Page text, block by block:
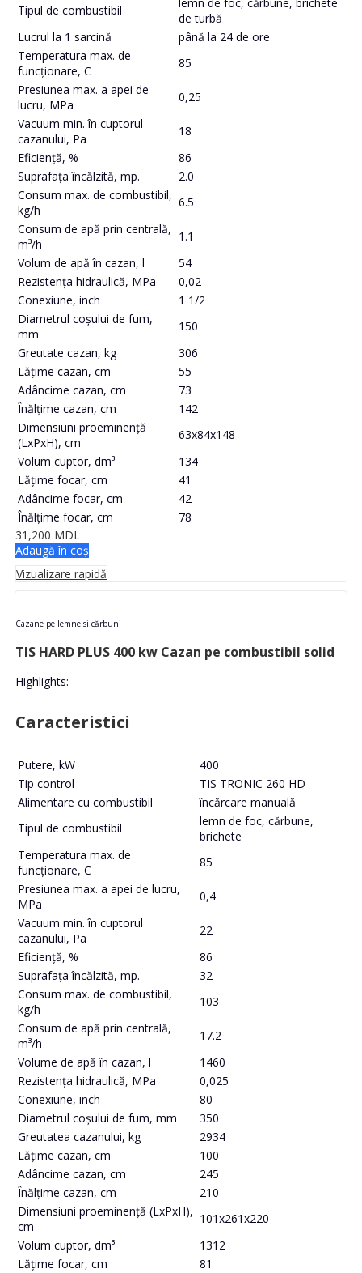
Tipul de combustibil
lemn de foc, cărbune, brichete
de turbă
Lucrul la 1 sarcină
până la 24 de ore
Temperatura max. de
funcționare, C
85
Presiunea max. a apei de
lucru, MPa
0,25
Vacuum min. în cuptorul
cazanului, Pa
18
Eficiență, %
86
Suprafața încălzită, mp.
2.0
Consum max. de combustibil,
kg/h
6.5
Consum de apă prin centrală,
m³/h
1.1
Volum de apă în cazan, l
54
Rezistența hidraulică, MPa
0,02
Conexiune, inch
1 1/2
Diametrul coșului de fum,
mm
150
Greutate cazan, kg
306
Lățime cazan, cm
55
Adâncime cazan, cm
73
Înălțime cazan, cm
142
Dimensiuni proeminență
(LxPxH), cm
63x84x148
Volum cuptor, dm³
134
Lățime focar, cm
41
Adâncime focar, cm
42
Înălțime focar, cm
78
31,200 MDL
Adaugă în coș
Vizualizare rapidă
Cazane pe lemne si cărbuni
TIS HARD PLUS 400 kw Cazan pe combustibil solid
Highlights:
Caracteristici
Putere, kW
400
Tip control
TIS TRONIC 260 HD
Alimentare cu combustibil
încărcare manuală
Tipul de combustibil
lemn de foc, cărbune,
brichete
Temperatura max. de
funcționare, C
85
Presiunea max. a apei de lucru,
MPa
0,4
Vacuum min. în cuptorul
cazanului, Pa
22
Eficiență, %
86
Suprafața încălzită, mp.
32
Consum max. de combustibil,
kg/h
103
Consum de apă prin centrală,
m³/h
17.2
Volume de apă în cazan, l
1460
Rezistența hidraulică, MPa
0,025
Conexiune, inch
80
Diametrul coșului de fum, mm
350
Greutatea cazanului, kg
2934
Lățime cazan, cm
100
Adâncime cazan, cm
245
Înălțime cazan, cm
210
Dimensiuni proeminență (LxPxH),
cm
101x261x220
Volum cuptor, dm³
1312
Lățime focar, cm
81